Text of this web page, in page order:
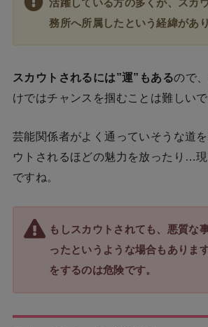
務所へ所属したという経緯があり
スカウトされるには”運”もあるので
けではチャンスを掴むことは難しいで
芸能関係者がよく通っていそうな道
ウトされるほどの魅力を放ったり…
ですね。
もしスカウトされても、悪質な
ったというような場合もありま
をするのは危険です。